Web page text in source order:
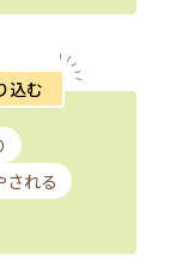
込む
される